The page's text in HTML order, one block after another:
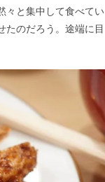
々と集中して食べてい
たのだろう。途端に目